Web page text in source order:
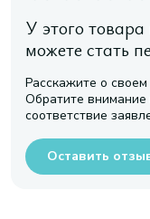
У этого
можете стать
Расскажите о
Обратите внимание
соответствие
Оставить